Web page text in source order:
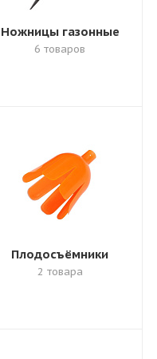
Ножницы газонные
6 товаров
Плодосъёмники
2 товара